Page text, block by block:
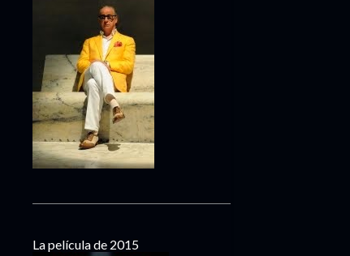
La película de 2015